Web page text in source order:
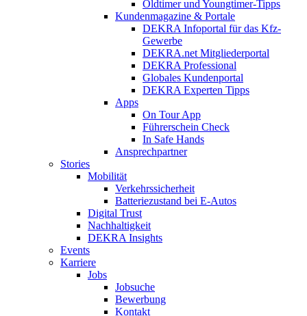
Oldtimer und Youngtimer-Tipps
Kundenmagazine & Portale
DEKRA Infoportal für das Kfz-
Gewerbe
DEKRA.net Mitgliederportal
DEKRA Professional
Globales Kundenportal
DEKRA Experten Tipps
Apps
On Tour App
Führerschein Check
In Safe Hands
Ansprechpartner
Stories
Mobilität
Verkehrssicherheit
Batteriezustand bei E-Autos
Digital Trust
Nachhaltigkeit
DEKRA Insights
Events
Karriere
Jobs
Jobsuche
Bewerbung
Kontakt